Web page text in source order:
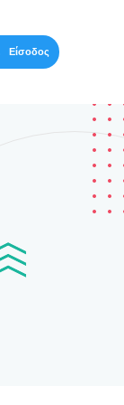
Είσοδος